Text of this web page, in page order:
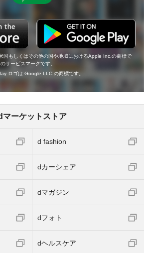
国もしくはその他の国や地域におけるApple Inc.の商標で
サービスマークです。
ロゴは Google LLC の商標です。
マーケットストア
d fashion
dカーシェア
dマガジン
dフォト
dヘルスケア